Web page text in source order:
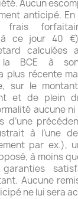
Aucun
anticipé.
frais
ce jour 40
calculées
BCE à
plus récente
sur le
et de plein
aucune
d’une
à l’une
par ex.),
à moins
Aucune
ne lui sera